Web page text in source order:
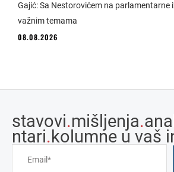
Gajić: Sa Nestorovićem na parlamentarne
važnim temama
08.08.2026
stavovi.mišljenja.
ntari.kolumne u vaš